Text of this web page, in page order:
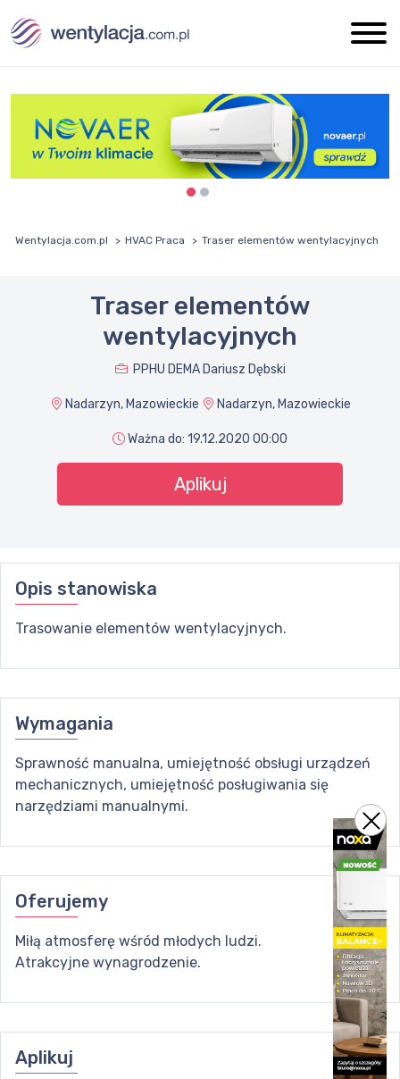
Wentylacja.com.pl HVAC Praca Traser elementów wentylacyjnych
Traser elementów
wentylacyjnych
PPHU DEMA Dariusz Dębski
Nadarzyn, Mazowieckie Nadarzyn, Mazowieckie
Ważna do: 19.12.2020 00:00
Aplikuj
Opis stanowiska
Trasowanie elementów wentylacyjnych.
Wymagania
Sprawność manualna, umiejętność obsługi urządzeń
mechanicznych, umiejętność posługiwania się
narzędziami manualnymi.
Oferujemy
Miłą atmosferę wśród młodych ludzi.
Atrakcyjne wynagrodzenie.
Aplikuj